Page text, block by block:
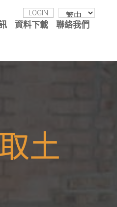
LOGIN
資料下載 聯絡我們
土